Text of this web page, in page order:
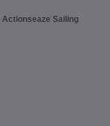
Actionseaze Sailing